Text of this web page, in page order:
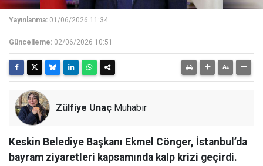
Yayınlanma: 01/06/2026 11:34
Güncelleme: 02/06/2026 10:51
Zülfiye Unaç Muhabir
Keskin Belediye Başkanı Ekmel Cönger, İstanbul’da
bayram ziyaretleri kapsamında kalp krizi geçirdi.